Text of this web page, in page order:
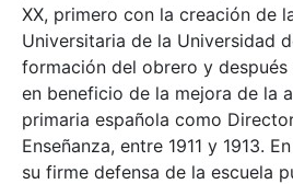
XX, primero con la creación de
Universitaria de la Universidad
formación del obrero y
en beneficio de la mejora de la
primaria española como
Enseñanza, entre 1911 y 1913.
su firme defensa de la escuela